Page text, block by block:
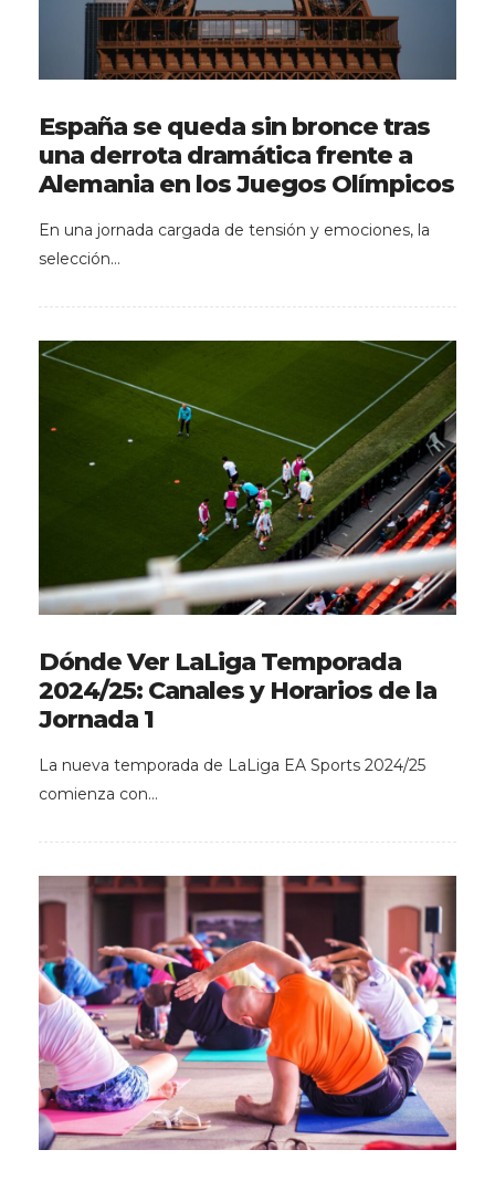
España se queda sin bronce tras
una derrota dramática frente a
Alemania en los Juegos Olímpicos
En una jornada cargada de tensión y emociones, la
selección…
Dónde Ver LaLiga Temporada
2024/25: Canales y Horarios de la
Jornada 1
La nueva temporada de LaLiga EA Sports 2024/25
comienza con…